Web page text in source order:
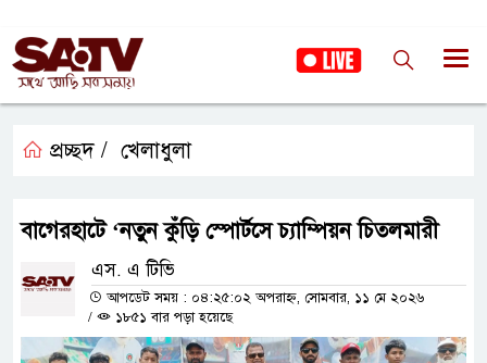
প্রচ্ছদ / খেলাধুলা
বাগেরহাটে ‘নতুন কুঁড়ি স্পোর্টসে চ্যাম্পিয়ন চিতলমারী
এস. এ টিভি
আপডেট সময় : ০৪:২৫:০২ অপরাহ্ন, সোমবার, ১১ মে ২০২৬
/
১৮৫১ বার পড়া হয়েছে